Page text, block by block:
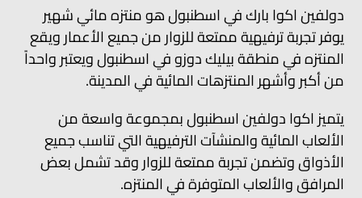
دولفين اكوا بارك في اسطنبول هو منتزه مائي شهير
يوفر تجربة ترفيهية ممتعة للزوار من جميع الأعمار ويقع
المنتزه في منطقة بيليك دوزو في اسطنبول ويعتبر واحداً
من أكبر وأشهر المنتزهات المائية في المدينة.
يتميز اكوا دولفين اسطنبول بمجموعة واسعة من
الألعاب المائية والمنشآت الترفيهية التي تناسب جميع
الأذواق وتضمن تجربة ممتعة للزوار وقد تشمل بعض
المرافق والألعاب المتوفرة في المنتزه.